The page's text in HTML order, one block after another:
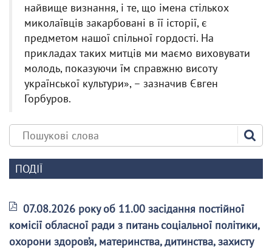
найвище визнання, і те, що імена стількох
миколаївців закарбовані в її історії, є
предметом нашої спільної гордості. На
прикладах таких митців ми маємо виховувати
молодь, показуючи їм справжню висоту
української культури», – зазначив Євген
Горбуров.
ПОДІЇ
07.08.2026 року об 11.00 засідання постійної
комісії обласної ради з питань соціальної політики,
охорони здоров’я, материнства, дитинства, захисту